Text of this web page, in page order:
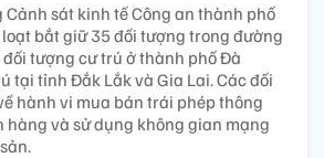
Cảnh sát kinh tế Công an thành phố
bắt giữ 35 đối tượng trong đường
tượng cư trú ở thành phố Đà
tại tỉnh Đắk Lắk và Gia Lai. Các đối
hành vi mua bán trái phép thông
và sử dụng không gian mạng